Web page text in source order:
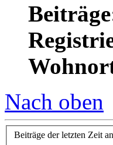
Nach oben
Beiträge der letzten Zeit